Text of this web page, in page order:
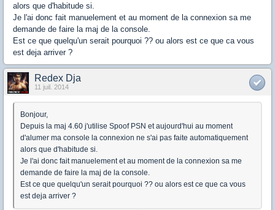
alors que d'habitude si.
Je l'ai donc fait manuelement et au moment de la connexion sa me
demande de faire la maj de la console.
Est ce que quelqu'un serait pourquoi ?? ou alors est ce que ca vous
est deja arriver ?
Redex Dja
11 juil. 2014
Bonjour,
Depuis la maj 4.60 j'utilise Spoof PSN et aujourd'hui au moment
d'alumer ma console la connexion ne s'ai pas faite automatiquement
alors que d'habitude si.
Je l'ai donc fait manuelement et au moment de la connexion sa me
demande de faire la maj de la console.
Est ce que quelqu'un serait pourquoi ?? ou alors est ce que ca vous
est deja arriver ?